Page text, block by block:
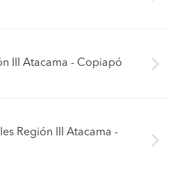
III Atacama - Copiapó
Región III Atacama -